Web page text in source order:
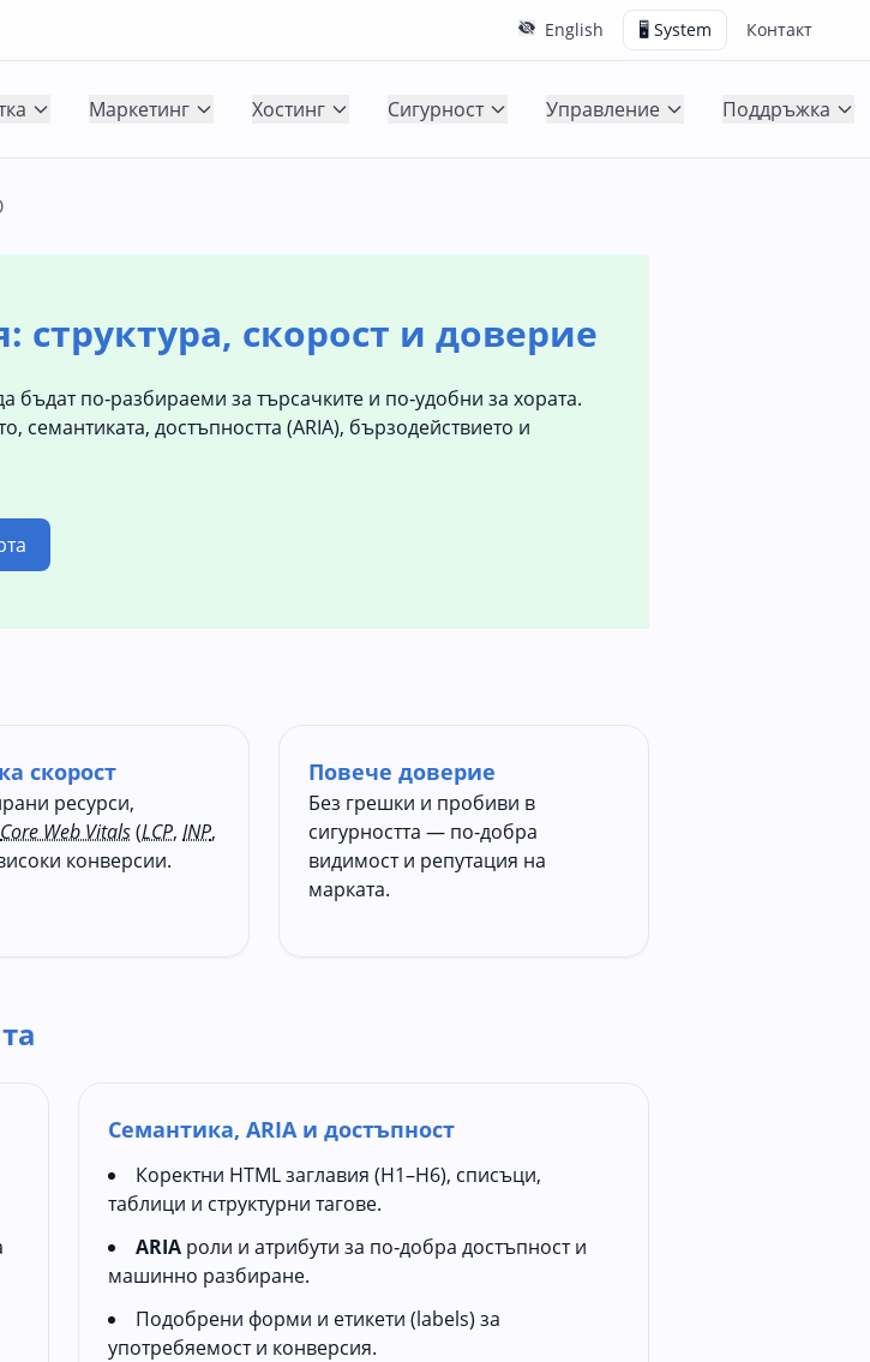
English 🖥️ System Контакт
Маркетинг Хостинг Сигурност Управление Поддръжка
структура, скорост и доверие
по‑разбираеми за търсачките и по‑удобни за хората.
семантиката, достъпността (ARIA), бързодействието и
скорост
ресурси,
Core Web Vitals(LCP,INP,
конверсии.
Повече доверие
Без грешки и пробиви в
сигурността — по‑добра
видимост и репутация на
марката.
Семантика, ARIA и достъпност
Коректни HTML заглавия (H1–H6), списъци,
таблици и структурни тагове.
ARIA роли и атрибути за по‑добра достъпност и
машинно разбиране.
Подобрени форми и етикети (labels) за
употребяемост и конверсия.